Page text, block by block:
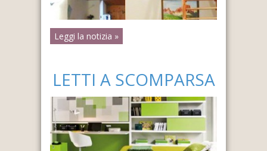
Leggi la notizia »
LETTI A SCOMPARSA